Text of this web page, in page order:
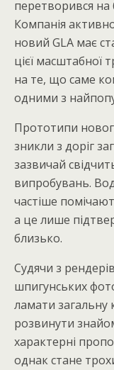
перетворився
Компанія
новий GLA має
цієї масштабної
на те, що саме
одними з
Прототипи
зникли з доріг
зазвичай
випробувань.
частіше
а це лише
близько.
Судячи з
шпигунських
ламати загальну
розвинути
характерні
однак стане